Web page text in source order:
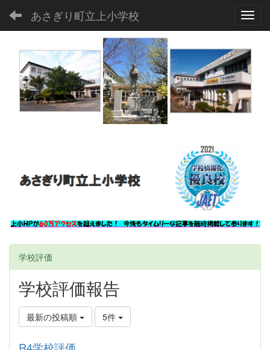
あさぎり町立上小学校
学校評価
学校評価報告
最新の投稿順 5件